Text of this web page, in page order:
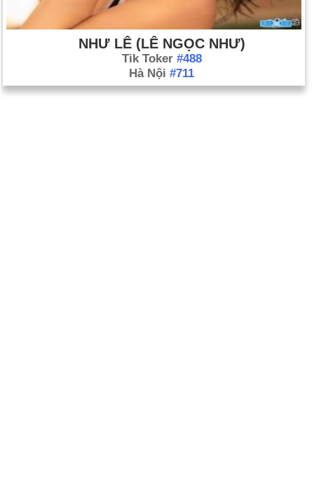
NHƯ LÊ (LÊ NGỌC NHƯ)
Tik Toker #488
Hà Nội #711